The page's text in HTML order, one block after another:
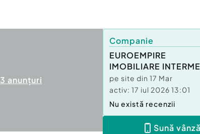
anunțuri
Companie
EUROEMPIRE
IMOBILIARE
pe site din 17 Mar
activ: 17 iul 2026 13:01
Nu există recenzii
Sună